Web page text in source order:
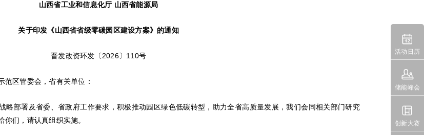

活动日历

储能峰会

创新大赛
山西省工业和信息化厅 山西省能源局
关于印发《山西省省级零碳园区建设方案》的通知
晋发改资环发〔2026〕110号
区管委会，省有关单位：
略部署及省委、省政府工作要求，积极推动园区绿色低碳转型，助力全省高质量发展，我们会同相关部门研究
们，请认真组织实施。